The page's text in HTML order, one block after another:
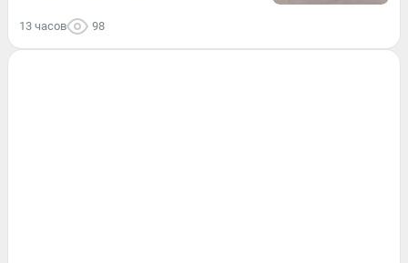
13 часов 98